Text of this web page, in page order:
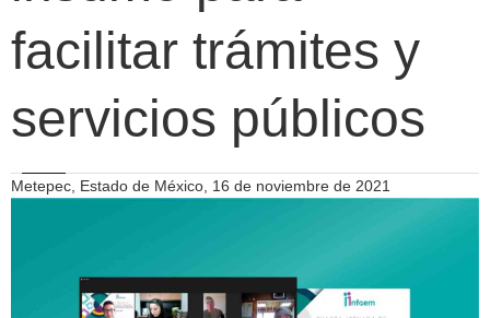
facilitar trámites y
servicios públicos
Metepec, Estado de México, 16 de noviembre de 2021